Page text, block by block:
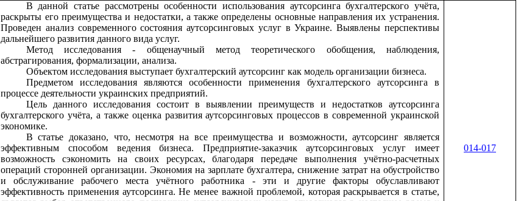
В данной статье рассмотрены особенности использования аутсорсинга бухгалтерского учёта,
раскрыты его преимущества и недостатки, а также определены основные направления их устранения.
Проведен анализ современного состояния аутсорсинговых услуг в Украине. Выявлены перспективы
дальнейшего развития данного вида услуг.
Метод исследования - общенаучный метод теоретического обобщения, наблюдения,
абстрагирования, формализации, анализа.
Объектом исследования выступает бухгалтерский аутсорсинг как модель организации бизнеса.
Предметом исследования являются особенности применения бухгалтерского аутсорсинга в
процессе деятельности украинских предприятий.
Цель данного исследования состоит в выявлении преимуществ и недостатков аутсорсинга
бухгалтерского учёта, а также оценка развития аутсорсинговых процессов в современной украинской
экономике.
В статье доказано, что, несмотря на все преимущества и возможности, аутсорсинг является
эффективным способом ведения бизнеса. Предприятие-заказчик аутсорсинговых услуг имеет
возможность сэкономить на своих ресурсах, благодаря передаче выполнения учётно-расчетных
операций сторонней организации. Экономия на зарплате бухгалтера, снижение затрат на обустройство
и обслуживание рабочего места учётного работника - эти и другие факторы обуславливают
эффективность применения аутсорсинга. Не менее важной проблемой, которая раскрывается в статье,
014-017